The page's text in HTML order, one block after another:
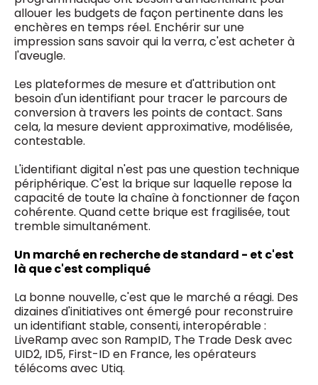
allouer les budgets de façon pertinente dans les
enchères en temps réel. Enchérir sur une
impression sans savoir qui la verra, c'est acheter à
l'aveugle.
Les plateformes de mesure et d'attribution ont
besoin d'un identifiant pour tracer le parcours de
conversion à travers les points de contact. Sans
cela, la mesure devient approximative, modélisée,
contestable.
L'identifiant digital n'est pas une question technique
périphérique. C'est la brique sur laquelle repose la
capacité de toute la chaîne à fonctionner de façon
cohérente. Quand cette brique est fragilisée, tout
tremble simultanément.
Un marché en recherche de standard - et c'est
là que c'est compliqué
La bonne nouvelle, c'est que le marché a réagi. Des
dizaines d'initiatives ont émergé pour reconstruire
un identifiant stable, consenti, interopérable :
LiveRamp avec son RampID, The Trade Desk avec
UID2, ID5, First-ID en France, les opérateurs
télécoms avec Utiq.